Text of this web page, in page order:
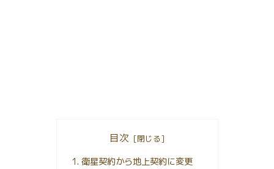
目次
衛星契約から地上契約に変更